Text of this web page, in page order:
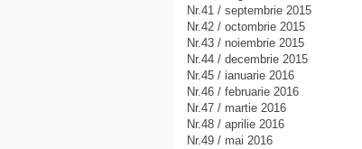
Nr.41 / septembrie 2015
Nr.42 / octombrie 2015
Nr.43 / noiembrie 2015
Nr.44 / decembrie 2015
Nr.45 / ianuarie 2016
Nr.46 / februarie 2016
Nr.47 / martie 2016
Nr.48 / aprilie 2016
Nr.49 / mai 2016